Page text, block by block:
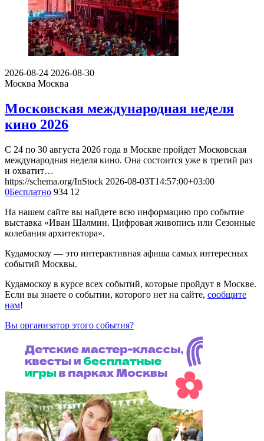
2026-08-24 2026-08-30
Москва Москва
Московская международная неделя
кино 2026
С 24 по 30 августа 2026 года в Москве пройдет Московская
международная неделя кино. Она состоится уже в третий раз
и охватит…
https://schema.org/InStock 2026-08-03T14:57:00+03:00
0Бесплатно 934 12
На нашем сайте вы найдете всю информацию про событие
выставка «Иван Шалмин. Цифровая живопись или Сезонные
колебания архитектора».
Кудамоскоу — это интерактивная афиша самых интересных
событий Москвы.
Кудамоскоу в курсе всех событий, которые пройдут в Москве.
Если вы знаете о событии, которого нет на сайте, сообщите
нам!
Вы организатор этого события?